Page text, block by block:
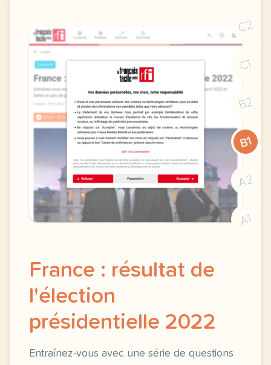
C2
C1
B2
B1
A2
A1
France : résultat de
l'élection
présidentielle 2022
Entraînez-vous avec une série de questions